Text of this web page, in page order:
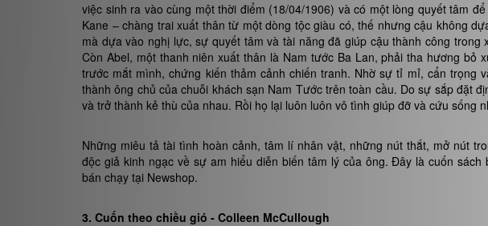
việc sinh ra vào cùng một thời điểm (18/04/1906) và có một lòng quyết tâm
Kane – chàng trai xuất thân từ một dòng tộc giàu có, thế nhưng cậu không
mà dựa vào nghị lực, sự quyết tâm và tài năng đã giúp cậu thành công trong
Còn Abel, một thanh niên xuất thân là Nam tước Ba Lan, phải tha hương bỏ
trước mắt mình, chứng kiến thảm cảnh chiến tranh. Nhờ sự tỉ mỉ, cẩn trọng
thành ông chủ của chuỗi khách sạn Nam Tước trên toàn cầu. Do sự sắp đặt
và trở thành kẻ thù của nhau. Rồi họ lại luôn luôn vô tình giúp đỡ và cứu sống
Những miêu tả tài tình hoàn cảnh, tâm lí nhân vật, những nút thắt, mở nút
độc giả kinh ngạc về sự am hiểu diễn biến tâm lý của ông. Đây là cuốn
bán chạy tại Newshop.
3. Cuốn theo chiều gió - Colleen McCullough